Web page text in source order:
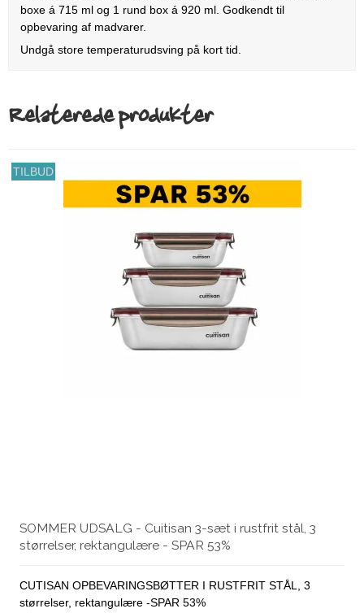
boxe á 715 ml og 1 rund box á 920 ml. Godkendt til
opbevaring af madvarer.
Undgå store temperaturudsving på kort tid.
Relaterede produkter
TILBUD
SOMMER UDSALG - Cuitisan 3-sæt i rustfrit stål, 3
størrelser, rektangulære - SPAR 53%
CUTISAN OPBEVARINGSBØTTER I RUSTFRIT STÅL, 3
størrelser, rektangulære -SPAR 53%